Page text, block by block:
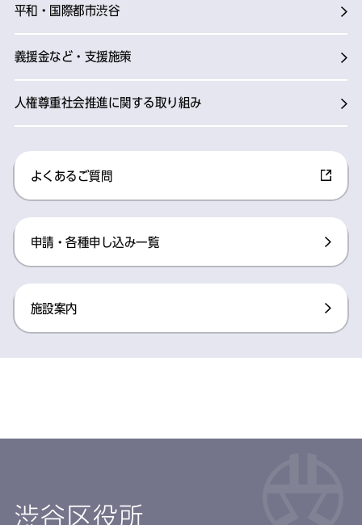
平和・国際都市渋谷
義援金など・支援施策
人権尊重社会推進に関する取り組み
よくあるご質問
申請・各種申し込み一覧
施設案内
渋谷区役所